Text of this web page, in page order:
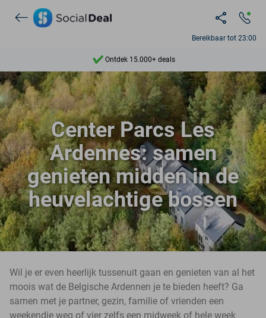
Bereikbaar tot 23:00
Ontdek 15.000+ deals
7 dagen per week beschikbaar
10+ miljoen leden
9,4
Ontdek 15.000+ deals
Center Parcs Les
Ardennes: samen
genieten midden in de
heuvelachtige bossen
Wil je er even heerlijk tussenuit gaan en genieten van al het
moois wat de Belgische Ardennen je te bieden heeft? Ga
samen met je partner, gezin, familie of vrienden een
weekendje weg of vier zelfs een midweek of hele week